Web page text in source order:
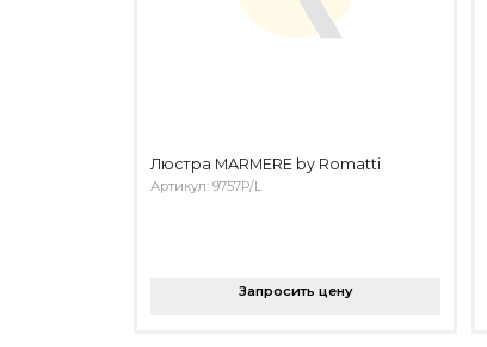
Люстра MARMERE by Romatti
Артикул: 9757P/L
Запросить цену